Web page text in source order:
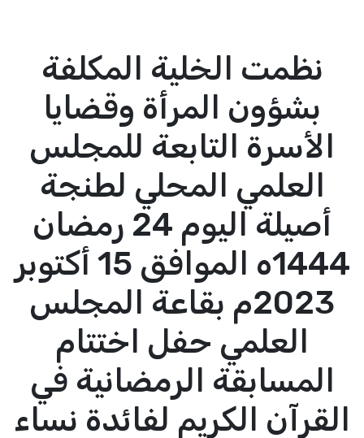
نظمت الخلية المكلفة
بشؤون المرأة وقضايا
الأسرة التابعة للمجلس
العلمي المحلي لطنجة
أصيلة اليوم 24 رمضان
1444ه الموافق 15 أكتوبر
2023م بقاعة المجلس
العلمي حفل اختتام
المسابقة الرمضانية في
القرآن الكريم لفائدة نساء